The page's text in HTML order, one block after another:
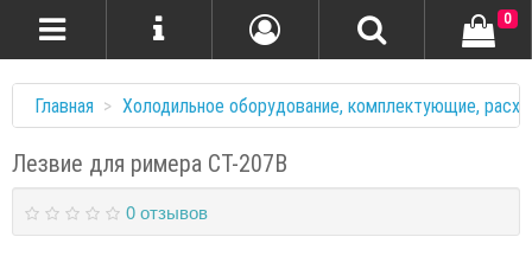
0
Главная Холодильное оборудование, комплектующие,
Лезвие для римера CT-207B
0 отзывов